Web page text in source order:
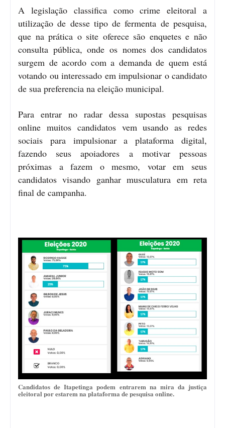
A legislação classifica como crime eleitoral a
utilização de desse tipo de fermenta de pesquisa,
que na prática o site oferece são enquetes e não
consulta pública, onde os nomes dos candidatos
surgem de acordo com a demanda de quem está
votando ou interessado em impulsionar o candidato
de sua preferencia na eleição municipal.
Para entrar no radar dessa supostas pesquisas
online muitos candidatos vem usando as redes
sociais para impulsionar a plataforma digital,
fazendo seus apoiadores a motivar pessoas
próximas a fazem o mesmo, votar em seus
candidatos visando ganhar musculatura em reta
final de campanha.
Candidatos de Itapetinga podem entrarem na mira da justiça
eleitoral por estarem na plataforma de pesquisa online.